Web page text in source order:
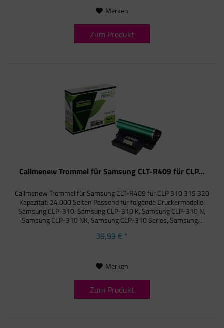
Merken
Zum Produkt
Callmenew Trommel für Samsung CLT-R409 für CLP...
Callmenew Trommel für Samsung CLT-R409 für CLP 310 315 320
Kapazität: 24.000 Seiten Passend für folgende Druckermodelle:
Samsung CLP-310, Samsung CLP-310 K, Samsung CLP-310 N,
Samsung CLP-310 NK, Samsung CLP-310 Series, Samsung...
39,99 € *
Merken
Zum Produkt